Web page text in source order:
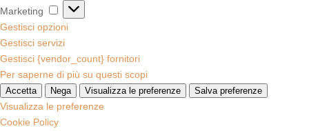
Marketing
Marketing
Gestisci opzioni
Gestisci servizi
Gestisci {vendor_count} fornitori
Per saperne di più su questi scopi
Accetta Nega Visualizza le preferenze Salva preferenze
Visualizza le preferenze
Cookie Policy